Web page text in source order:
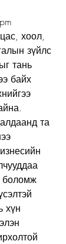
хоол,
зүйлс
тань
байх
та
боломж
хүн